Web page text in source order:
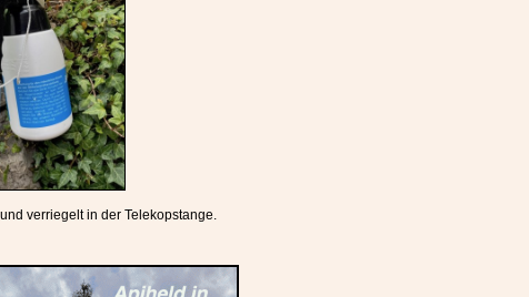
verriegelt in der Telekopstange.